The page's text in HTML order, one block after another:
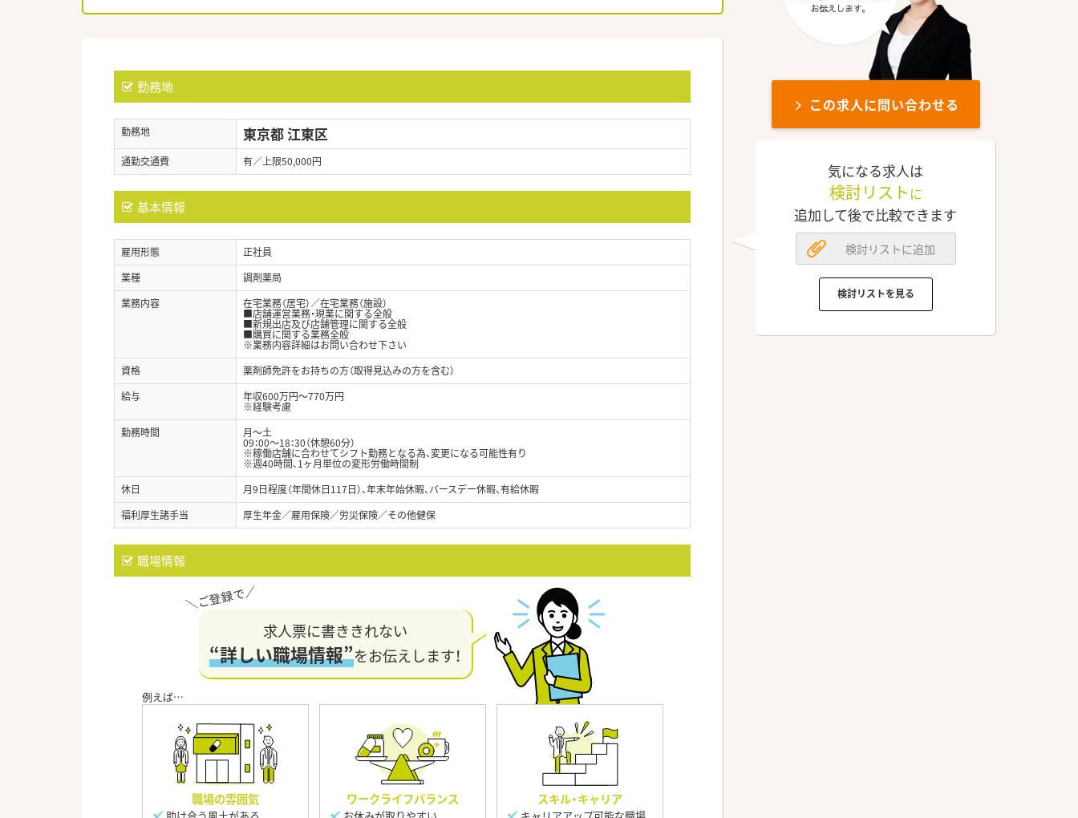
勤務地
勤務地 東京都 江東区
通勤交通費 有／上限50,000円
基本情報
雇用形態
正社員
業種
調剤薬局
業務内容
在宅業務（居宅）／在宅業務（施設）
■店舗運営業務・現業に関する全般
■新規出店及び店舗管理に関する全般
■購買に関する業務全般
※業務内容詳細はお問い合わせ下さい
資格
薬剤師免許をお持ちの方（取得見込みの方を含む）
給与
年収600万円～770万円
※経験考慮
勤務時間
月～土
09：00～18：30（休憩60分）
※稼働店舗に合わせてシフト勤務となる為、変更になる可能性有り
※週40時間、1ヶ月単位の変形労働時間制
休日
月9日程度（年間休日117日）、年末年始休暇、バースデー休暇、有給休暇
福利厚生諸手当
厚生年金／雇用保険／労災保険／その他健保
職場情報
求人票に書ききれない
“詳しい職場情報”をお伝えします！
職場の雰囲気 ワークライフバランス スキル・キャリア
この求人に問い合わせる
気になる求人は
検討リスト に
追加して後で比較できます
検討リストに追加
検討リストを見る